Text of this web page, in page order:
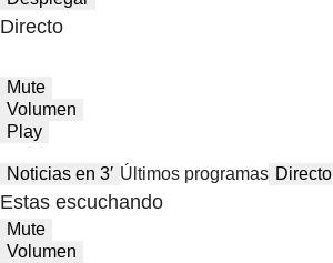
Directo
Mute
Volumen
Play
Noticias en 3′ Últimos programas Directo
Estas escuchando
Mute
Volumen